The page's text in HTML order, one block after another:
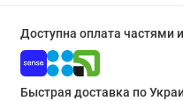
Доступна оплата частями
Быстрая доставка по